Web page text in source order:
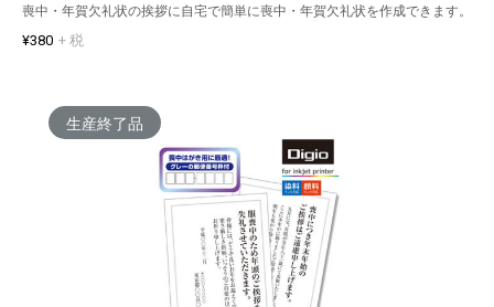
喪中・年賀欠礼状の挨拶に自宅で簡単に喪中・年賀欠礼状を作成できます。
¥380 + 税
生産終了品